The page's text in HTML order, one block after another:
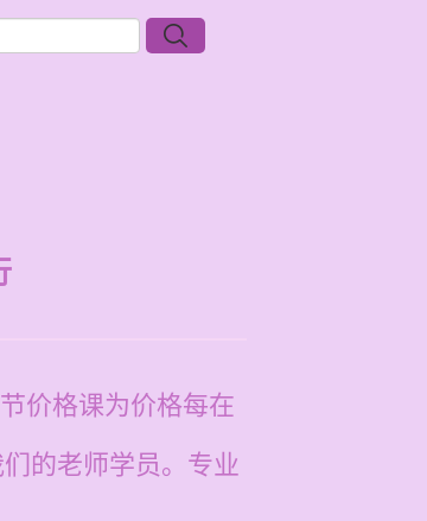
价格课为价格每在
的老师学员。专业